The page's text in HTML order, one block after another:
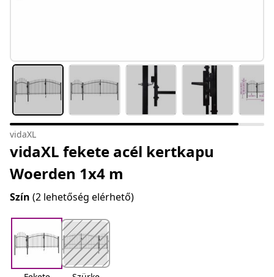
vidaXL
vidaXL fekete acél kertkapu
Woerden 1x4 m
Szín (2 lehetőség elérhető)